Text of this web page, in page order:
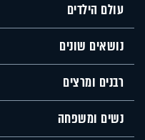
עולם הילדים
נושאים שונים
רבנים ומרצים
נשים ומשפחה